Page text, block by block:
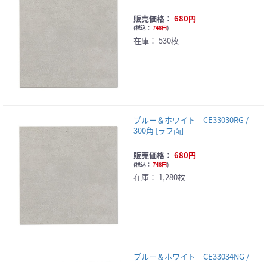
販売価格： 680円
(税込： 748円)
在庫： 530枚
ブルー＆ホワイト CE33030RG /
300角 [ラフ面]
販売価格： 680円
(税込： 748円)
在庫： 1,280枚
ブルー＆ホワイト CE33034NG /